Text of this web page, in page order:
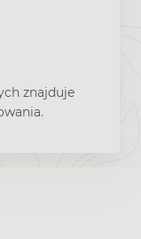
znajduje